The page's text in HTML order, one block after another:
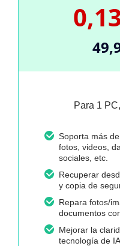
Para 1
Soporta más
fotos, videos,
sociales, etc.
Recuperar
y copia de
Repara fotos/
documentos
Mejorar la
tecnología de IA